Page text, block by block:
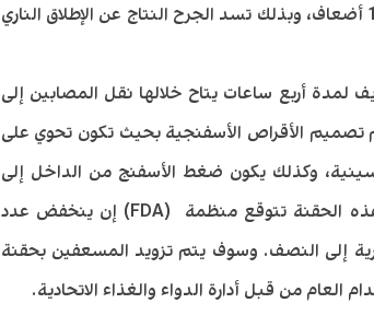
سوائل الجسم، ليكبر حجمها بسرعة إلى 10 أضعاف، وبذلك تسد الجرح النتاج عن الإطلاق الناري
لمدة أربع ساعات يتاح خلالها نقل المصابين إلى
تصميم الأقراص الأسفنجية بحيث تكون تحوي على
وكذلك يكون ضغط الأسفنج من الداخل إلى
الخارج لمعالجة كل نزيف محتمل. ومع هذه الحقنة تتوقع منظمة (FDA) إن ينخفض عدد
إلى النصف. وسوف يتم تزويد المسعفين بحقنة